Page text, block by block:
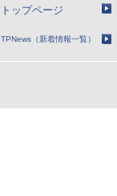
トップページ
TPNews（新着情報一覧）